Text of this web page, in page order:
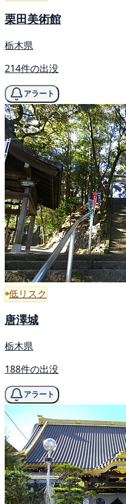
栗田美術館
栃木県
214件の出没
アラート
低リスク
唐澤城
栃木県
188件の出没
アラート